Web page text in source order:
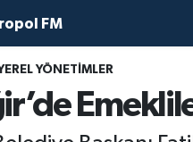
FM
YÖNETIMLER